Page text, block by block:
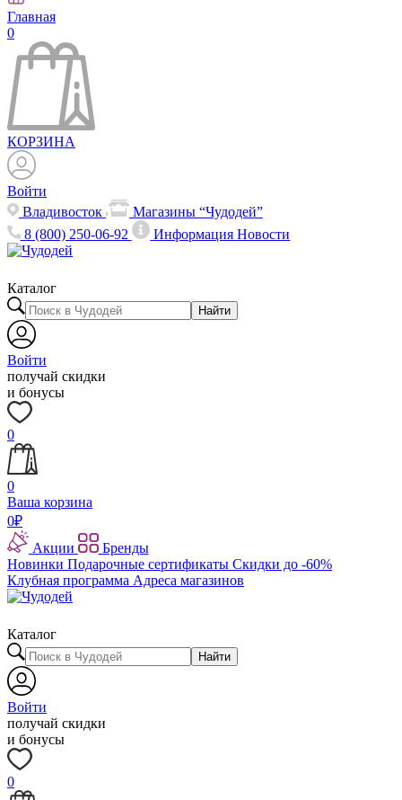
Главная
0
КОРЗИНА
Войти
Владивосток
Магазины “Чудодей”
8 (800) 250-06-92
ИнформацияНовости
Каталог
Найти
Войти
получай скидки
и бонусы
0
0
Ваша корзина
0₽
Акции
Бренды
Новинки Подарочные сертификаты Скидки до -60%
Клубная программа Адреса магазинов
Каталог
Найти
Войти
получай скидки
и бонусы
0